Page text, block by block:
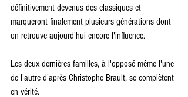
définitivement devenus des classiques et
marqueront finalement plusieurs générations dont
on retrouve aujourd'hui encore l'influence.
Les deux dernières familles, à l'opposé même l'une
de l'autre d'après Christophe Brault, se complètent
en vérité.